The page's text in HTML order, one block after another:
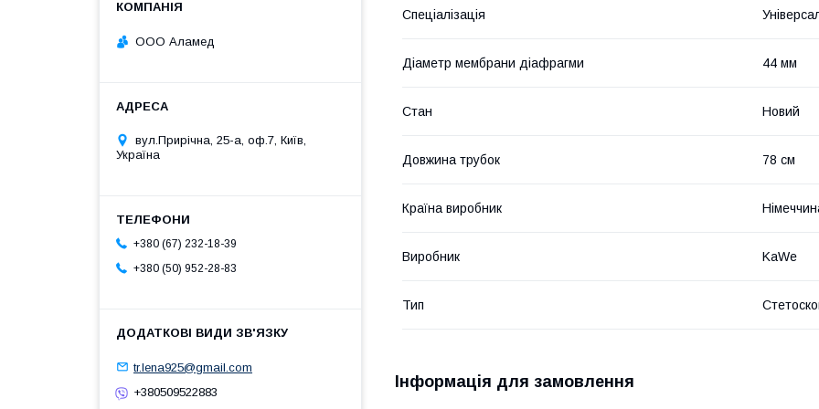
Спеціалізація
Діаметр мембрани діафрагми 44 мм
Стан Новий
Довжина трубок 78 см
Країна виробник
Виробник KaWe
Тип
Інформація для замовлення
ООО Аламед
вул.Прирічна, 25-а, оф.7, Київ,
Україна
+380 (67) 232-18-39
+380 (50) 952-28-83
tr.lena925@gmail.com
+380509522883